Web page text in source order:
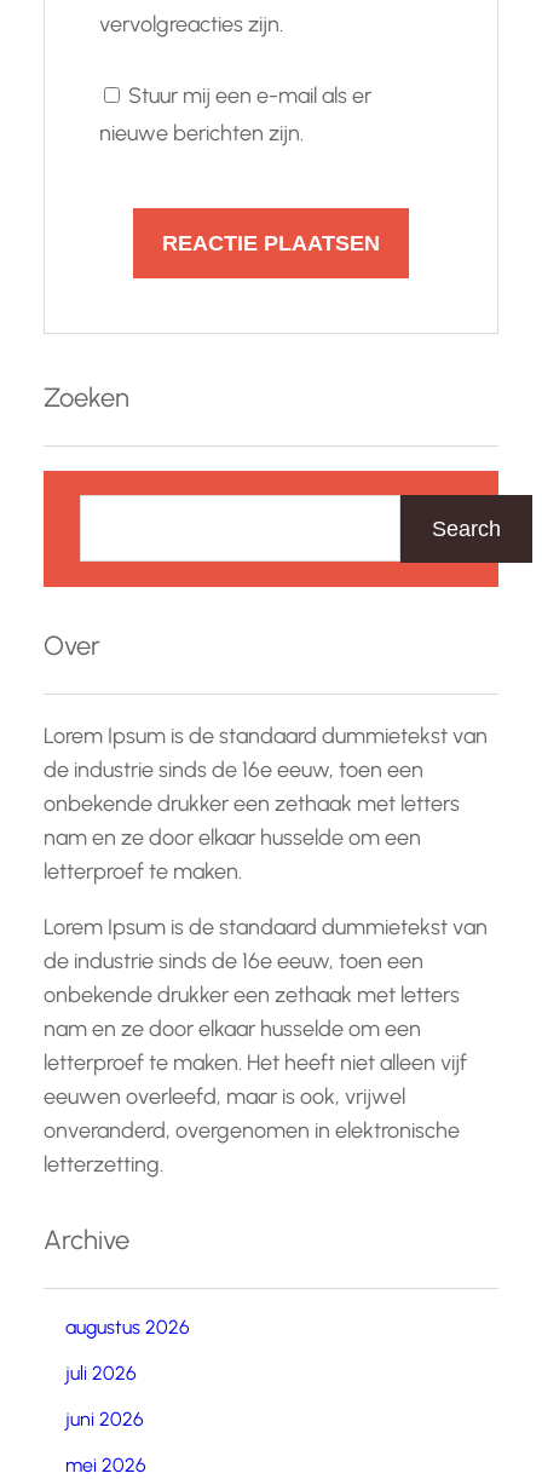
vervolgreacties zijn.
Stuur mij een e-mail als er
nieuwe berichten zijn.
Zoeken
k
n
Search
Over
Lorem Ipsum is de standaard dummietekst van
de industrie sinds de 16e eeuw, toen een
onbekende drukker een zethaak met letters
nam en ze door elkaar husselde om een
letterproef te maken.
Lorem Ipsum is de standaard dummietekst van
de industrie sinds de 16e eeuw, toen een
onbekende drukker een zethaak met letters
nam en ze door elkaar husselde om een
letterproef te maken. Het heeft niet alleen vijf
eeuwen overleefd, maar is ook, vrijwel
onveranderd, overgenomen in elektronische
letterzetting.
Archive
augustus 2026
juli 2026
juni 2026
mei 2026